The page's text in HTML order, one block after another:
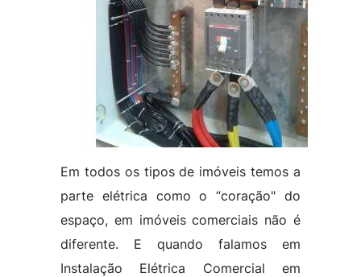
Em todos os tipos de imóveis temos a
parte elétrica como o “coração" do
espaço, em imóveis comerciais não é
diferente. E quando falamos em
Instalação Elétrica Comercial em